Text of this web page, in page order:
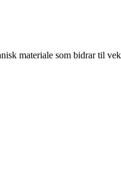
materiale som bidrar til